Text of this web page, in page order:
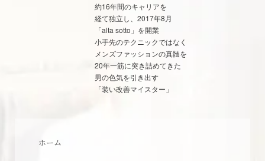
約16年間のキャリアを
経て独立し、2017年8月
「alta sotto」を開業
小手先のテクニックではなく
メンズファッションの真髄を
20年一筋に突き詰めてきた
男の色気を引き出す
「装い改善マイスター」
ホーム